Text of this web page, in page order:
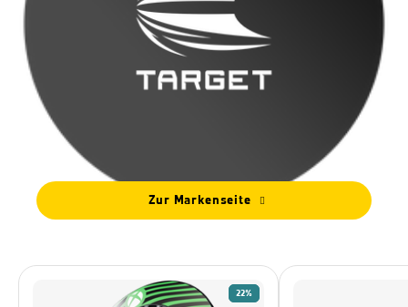
Zur Markenseite
22%